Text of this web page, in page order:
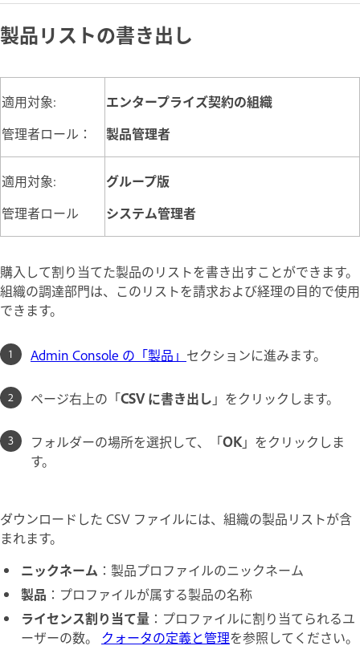
製品リストの書き出し
適用対象:
管理者ロール：
エンタープライズ契約の組織
製品管理者
適用対象:
管理者ロール
グループ版
システム管理者
購入して割り当てた製品のリストを書き出すことができます。
組織の調達部門は、このリストを請求および経理の目的で使用
できます。
Admin Console の「製品」 セクションに進みます。
ページ右上の「CSV に書き出し 」をクリックします。
フォルダーの場所を選択して、「OK」をクリックしま
す。
ダウンロードした CSV ファイルには、組織の製品リストが含
まれます。
ニックネーム ：製品プロファイルのニックネーム
製品 ：プロファイルが属する製品の名称
ライセンス割り当て量 ：プロファイルに割り当てられるユ
ーザーの数。 クォータの定義と管理を参照してください。